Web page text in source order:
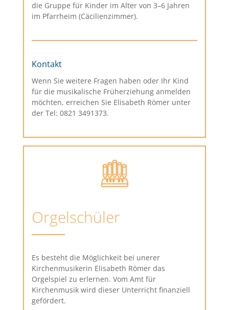
die Gruppe für Kinder im Alter von 3–6 Jahren
im Pfarrheim (Cäcilienzimmer).
Kontakt
Wenn Sie weitere Fragen haben oder Ihr Kind
für die musikalische Früherziehung anmelden
möchten, erreichen Sie Elisabeth Römer unter
der Tel: 0821 3491373.
Orgelschüler
Es besteht die Möglichkeit bei unerer
Kirchenmusikerin Elisabeth Römer das
Orgelspiel zu erlernen. Vom Amt für
Kirchenmusik wird dieser Unterricht finanziell
gefördert.